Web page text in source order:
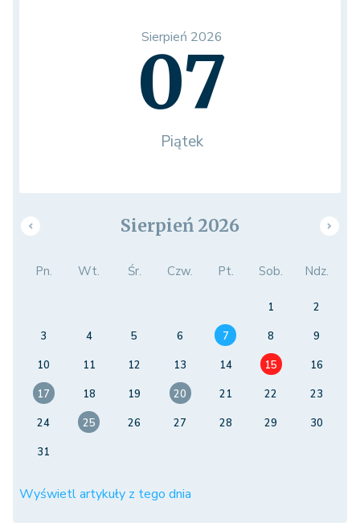
Sierpień 2026
07
Piątek
Sierpień 2026
Pn. Wt. Śr. Czw. Pt. Sob. Ndz.
1
2
3
4 5 6 7 8
9
10
11 12 13 14 15
16
17
18 19 20 21 22
23
24
25 26 27 28 29
30
31
Wyświetl artykuły z tego dnia